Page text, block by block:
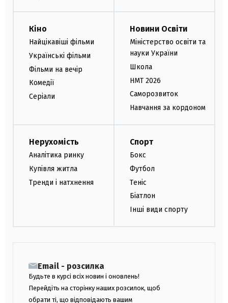
Кіно
Найцікавіші фільми
Українські фільми
Фільми на вечір
Комедії
Серіали
Новини Освіти
Міністерство освіти та
науки України
Школа
НМТ 2026
Саморозвиток
Навчання за кордоном
Нерухомість
Аналітика ринку
Купівля житла
Тренди і натхнення
Спорт
Бокс
Футбол
Теніс
Біатлон
Інші види спорту
Email - розсилка
Будьте в курсі всіх новин і оновлень!
Перейдіть на сторінку наших розсилок, щоб
обрати ті, що відповідають вашим